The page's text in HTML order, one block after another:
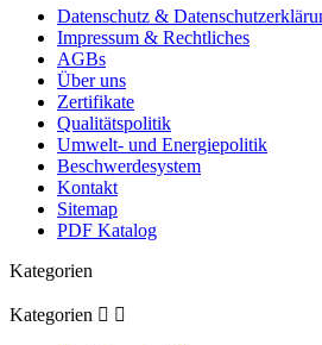
Datenschutz &
Impressum & Rechtliches
AGBs
Über uns
Zertifikate
Qualitätspolitik
Umwelt- und Energiepolitik
Beschwerdesystem
Kontakt
Sitemap
PDF Katalog
Kategorien
Kategorien  